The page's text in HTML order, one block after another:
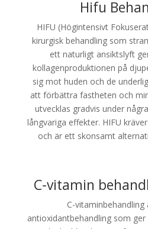
Hifu
HIFU (Högintensivt
kirurgisk behandling som
ett naturligt ansiktslyft
kollagenproduktionen på
sig mot huden och de
att förbättra fastheten och
utvecklas gradvis under
långvariga effekter. HIFU
och är ett skonsamt
C-vitamin
C-
antioxidantbehandling som